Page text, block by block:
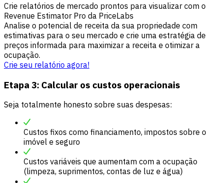
Crie relatórios de mercado prontos para visualizar com o
Revenue Estimator Pro da PriceLabs
Analise o potencial de receita da sua propriedade com
estimativas para o seu mercado e crie uma estratégia de
preços informada para maximizar a receita e otimizar a
ocupação.
Crie seu relatório agora!
Etapa 3: Calcular os custos operacionais
Seja totalmente honesto sobre suas despesas:
Custos fixos como financiamento, impostos sobre o
imóvel e seguro
Custos variáveis que aumentam com a ocupação
(limpeza, suprimentos, contas de luz e água)